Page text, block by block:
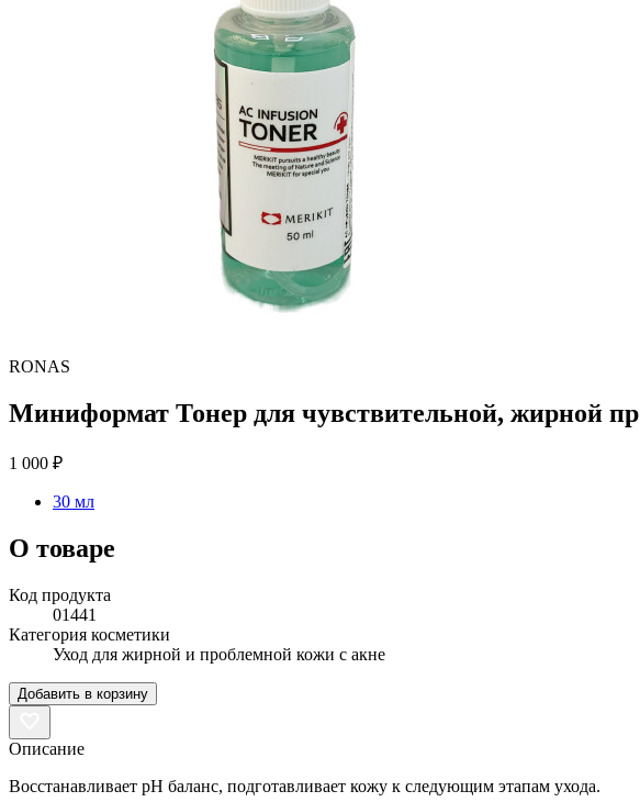
RONAS
Миниформат Тонер для чувствительной, жирной
1 000 ₽
30 мл
О товаре
Код продукта
01441
Категория косметики
Уход для жирной и проблемной кожи с акне
Добавить в корзину
Описание
Восстанавливает pH баланс, подготавливает кожу к следующим этапам ухода.